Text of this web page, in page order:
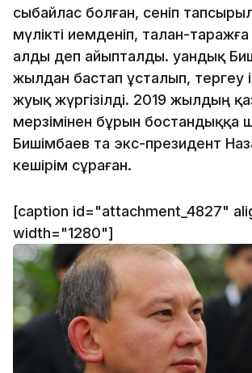
сыбайлас болған, сенiп
мүлiктi иемденiп, талан-
алды деп айыпталды. Қуандық
жылдан бастап ұсталып, тергеу
жуық жүргізілді. 2019 жылдың
мерзімінен бұрын бостандыққа
Бишімбаев та экс-президент
кешірім сұраған.
[caption id="attachment_4827"
width="1280"]